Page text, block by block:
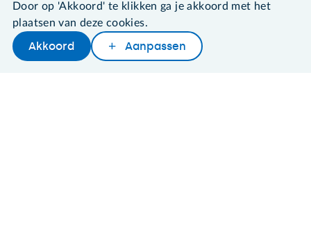
Later lezen Delen Woordenboek
SeniorWeb.
De computerhulp voor u.
030 - 276 99 65
leden@seniorweb.nl
Door op 'Akkoord' te klikken ga je akkoord met het
plaatsen van deze cookies.
Akkoord Aanpassen